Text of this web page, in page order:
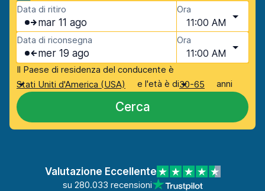
Data di ritiro
mar 11 ago
Ora
11:00 AM
Data di riconsegna
mer 19 ago
Ora
11:00 AM
Il Paese di residenza del conducente è
Stati Uniti d'America (USA)
e l'età è di30-65 anni
Cerca
Valutazione Eccellente
su 280.033 recensioni